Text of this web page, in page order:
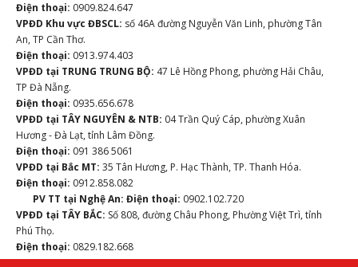
Điện thoại: 0909.824.647
VPĐD Khu vực ĐBSCL: số 46A đường Nguyễn Văn Linh, phường Tân
An, TP Cần Thơ.
Điện thoại: 0913.974.403
VPĐD tại TRUNG TRUNG BỘ: 47 Lê Hồng Phong, phường Hải Châu,
TP Đà Nẵng.
Điện thoại: 0935.656.678
VPĐD tại TÂY NGUYÊN & NTB: 04 Trần Quý Cáp, phường Xuân
Hương - Đà Lạt, tỉnh Lâm Đồng.
Điện thoại: 091 386 5061
VPĐD tại Bắc MT: 35 Tân Hương, P. Hạc Thành, TP. Thanh Hóa.
Điện thoại: 0912.858.082
PV TT tại Nghệ An: Điện thoại: 0902.102.720
VPĐD tại TÂY BẮC: Số 808, đường Châu Phong, Phường Việt Trì, tỉnh
Phú Thọ.
Điện thoại: 0829.182.668